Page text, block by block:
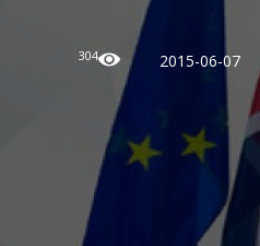
2015-06-07
304